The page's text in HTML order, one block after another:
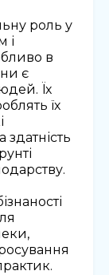
роль у
і
в
є
Їх
їх